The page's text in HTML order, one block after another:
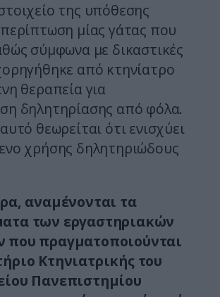
της υπόθεσης
μίας γάτας που
σύμφωνα με δικαστικές
από κτηνίατρο
θεραπεία για
δηλητηρίασης από φόλα.
θεωρείται ότι ενισχύει
χρήσης δηλητηριώδους
αναμένονται τα
των εργαστηριακών
που πραγματοποιούνται
Κτηνιατρικής του
Πανεπιστημίου